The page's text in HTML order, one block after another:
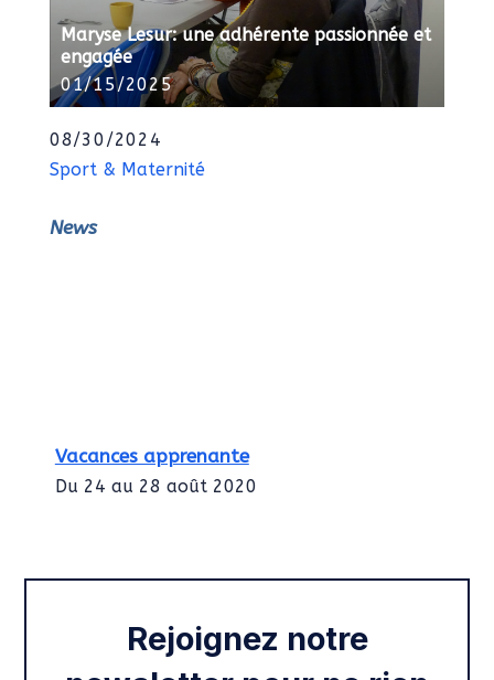
Maryse Lesur: une adhérente passionnée et
engagée
01/15/2025
08/30/2024
Sport & Maternité
News
Vacances apprenante
Du 24 au 28 août 2020
Rejoignez notre